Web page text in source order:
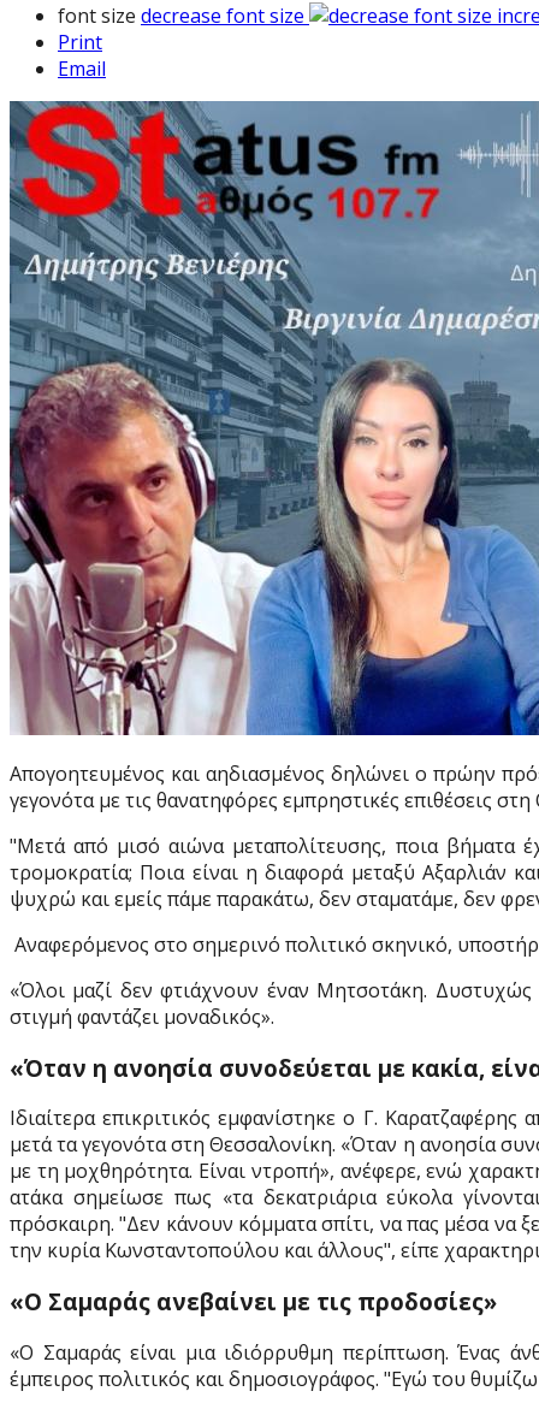
font size decrease font size
Print
Email
Απογοητευμένος και αηδιασμένος δηλώνει ο πρώην
γεγονότα με τις θανατηφόρες εμπρηστικές επιθέσεις
"Μετά από μισό αιώνα μεταπολίτευσης, ποια βήματα
τρομοκρατία; Ποια είναι η διαφορά μεταξύ Αξαρλιάν
ψυχρώ και εμείς πάμε παρακάτω, δεν σταματάμε, δεν
Αναφερόμενος στο σημερινό πολιτικό σκηνικό,
«Όλοι μαζί δεν φτιάχνουν έναν Μητσοτάκη. Δυστυχώς
στιγμή φαντάζει μοναδικός».
«Όταν η ανοησία συνοδεύεται με κακία,
Ιδιαίτερα επικριτικός εμφανίστηκε ο Γ.
μετά τα γεγονότα στη Θεσσαλονίκη. «Όταν η ανοησία
με τη μοχθηρότητα. Είναι ντροπή», ανέφερε, ενώ
ατάκα σημείωσε πως «τα δεκατριάρια εύκολα
πρόσκαιρη. "Δεν κάνουν κόμματα σπίτι, να πας μέσα να
την κυρία Κωνσταντοπούλου και άλλους", είπε
«Ο Σαμαράς ανεβαίνει με τις προδοσίες»
«Ο Σαμαράς είναι μια ιδιόρρυθμη περίπτωση. Ένας
έμπειρος πολιτικός και δημοσιογράφος. "Εγώ του